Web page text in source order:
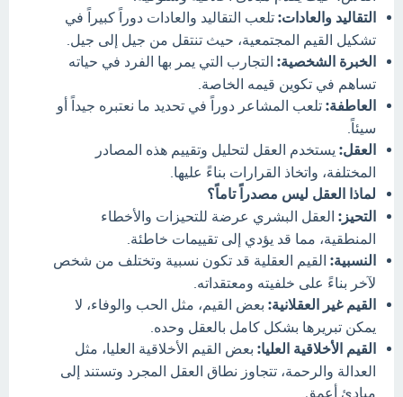
التقاليد والعادات: تلعب التقاليد والعادات دوراً كبيراً في
تشكيل القيم المجتمعية، حيث تنتقل من جيل إلى جيل.
الخبرة الشخصية: التجارب التي يمر بها الفرد في حياته
تساهم في تكوين قيمه الخاصة.
العاطفة: تلعب المشاعر دوراً في تحديد ما نعتبره جيداً أو
سيئاً.
العقل: يستخدم العقل لتحليل وتقييم هذه المصادر
المختلفة، واتخاذ القرارات بناءً عليها.
لماذا العقل ليس مصدراً تاماً؟
التحيز: العقل البشري عرضة للتحيزات والأخطاء
المنطقية، مما قد يؤدي إلى تقييمات خاطئة.
النسبية: القيم العقلية قد تكون نسبية وتختلف من شخص
لآخر بناءً على خلفيته ومعتقداته.
القيم غير العقلانية: بعض القيم، مثل الحب والوفاء، لا
يمكن تبريرها بشكل كامل بالعقل وحده.
القيم الأخلاقية العليا: بعض القيم الأخلاقية العليا، مثل
العدالة والرحمة، تتجاوز نطاق العقل المجرد وتستند إلى
مبادئ أعمق.